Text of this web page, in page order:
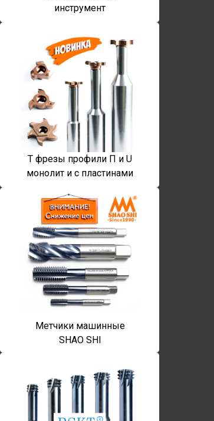
инструмент
T фрезы профили П и U
монолит и с пластинами
Метчики машинные
SHAO SHI